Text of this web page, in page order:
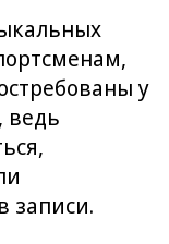
у
ведь
записи.